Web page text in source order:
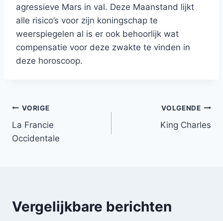
agressieve Mars in val. Deze Maanstand lijkt
alle risico’s voor zijn koningschap te
weerspiegelen al is er ook behoorlijk wat
compensatie voor deze zwakte te vinden in
deze horoscoop.
Bericht
navigatie
VORIGE
La Francie
Occidentale
VOLGENDE
King Charles
Vergelijkbare berichten